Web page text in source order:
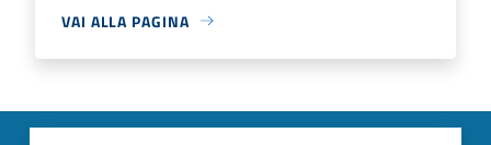
VAI ALLA PAGINA